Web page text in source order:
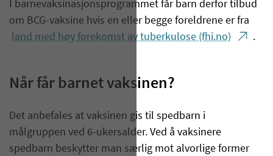
I barnevaksinasjonsprogrammet får barn derfor tilbud
om BCG-vaksine hvis en eller begge foreldrene er fra
land med høy forekomst av tuberkulose (fhi.no)
.
Når får barnet vaksinen?
​Det anbefales at vaksinen gis til spedbarn i
målgruppen ved 6-ukersalder. Ved å vaksinere
spedbarn beskytter man særlig mot alvorlige former